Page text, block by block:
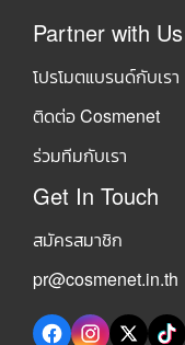
Partner with Us
โปรโมตแบรนด์กับเรา
ติดต่อ Cosmenet
ร่วมทีมกับเรา
Get In Touch
สมัครสมาชิก
pr@cosmenet.in.th